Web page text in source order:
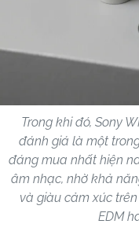
Trong khi đó, Sony
đánh giá là một
đáng mua nhất hiện
âm nhạc, nhờ khả
và giàu cảm xúc
EDM